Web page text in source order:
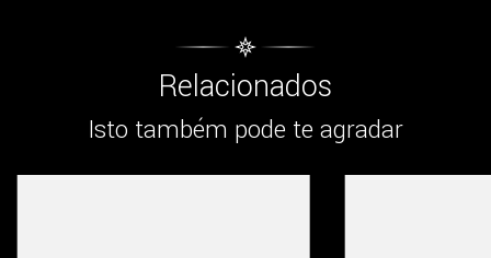
Relacionados
Isto também pode te agradar